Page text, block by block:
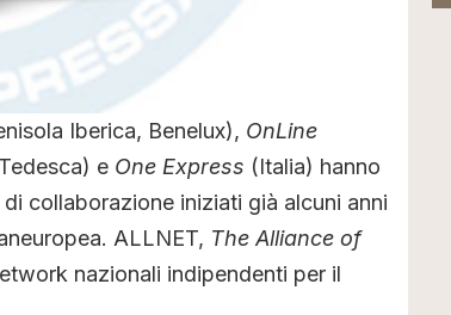
Iberica, Benelux), OnLine
e One Express (Italia) hanno
collaborazione iniziati già alcuni anni
ALLNET, The Alliance of
nazionali indipendenti per il